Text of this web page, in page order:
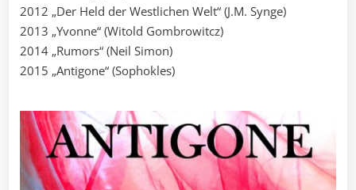
2012 „Der Held der Westlichen Welt“ (J.M. Synge)
2013 „Yvonne“ (Witold Gombrowitcz)
2014 „Rumors“ (Neil Simon)
2015 „Antigone“ (Sophokles)